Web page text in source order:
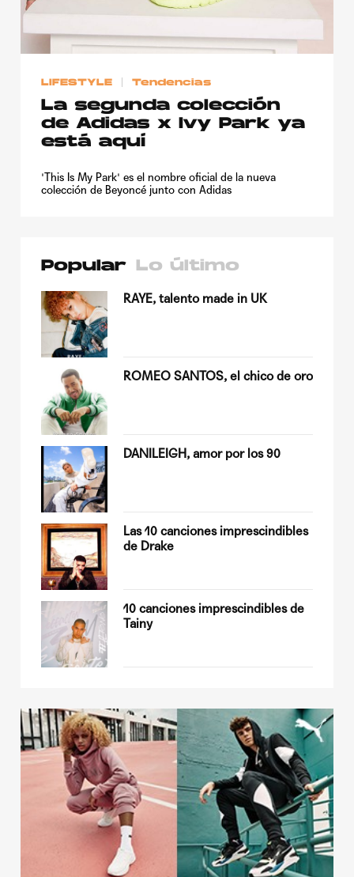
LIFESTYLE Tendencias
La segunda colección
de Adidas x Ivy Park ya
está aquí
'This Is My Park' es el nombre oficial de la nueva
colección de Beyoncé junto con Adidas
Popular Lo último
RAYE, talento made in UK
ROMEO SANTOS, el chico de oro
DANILEIGH, amor por los 90
Las 10 canciones imprescindibles
de Drake
10 canciones imprescindibles de
Tainy